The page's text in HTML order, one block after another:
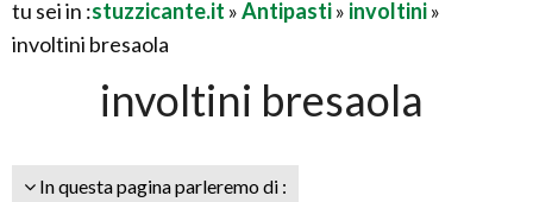
tu sei in :stuzzicante.it »Antipasti» involtini»
involtini bresaola
involtini bresaola
In questa pagina parleremo di :